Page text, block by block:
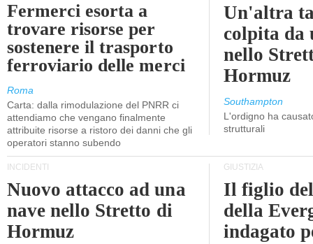
Fermerci esorta a
trovare risorse per
sostenere il trasporto
ferroviario delle merci
Roma
Carta: dalla rimodulazione del PNRR ci
attendiamo che vengano finalmente
attribuite risorse a ristoro dei danni che gli
operatori stanno subendo
Un'altra
colpita da
nello
Hormuz
Southampton
L'ordigno ha
strutturali
INCIDENTI
Nuovo attacco ad una
nave nello Stretto di
Hormuz
GIUSTIZIA
Il figlio
della
indagato